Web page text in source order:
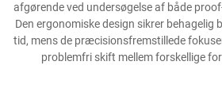
afgørende ved undersøgelse af både
Den ergonomiske design sikrer
tid, mens de præcisionsfremstillede
problemfri skift mellem forskellige